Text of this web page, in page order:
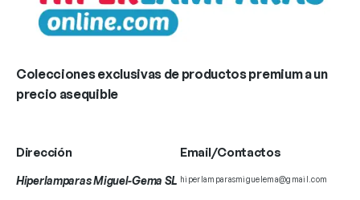
Colecciones exclusivas de productos premium a un
precio asequible
Dirección
Hiperlamparas Miguel-Gema SL
Email/Contactos
hiperlamparasmiguelema@gmail.com